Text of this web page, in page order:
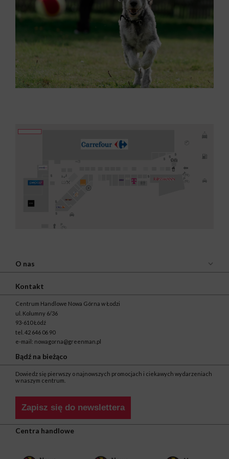
O nas
Kontakt
Centrum Handlowe Nowa Górna w Łodzi
ul. Kolumny 6/36
93-610 Łódź
tel. 42 646 06 90
e-mail: nowagorna@greenman.pl
Bądź na bieżąco
Dowiedz się pierwszy o najnowszych promocjach i ciekawych wydarzeniach
w naszym centrum.
Zapisz się do newslettera
Centra handlowe